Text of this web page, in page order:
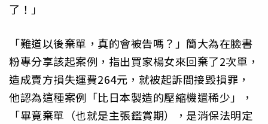
了！」
「難道以後棄單，真的會被告嗎？」簡大為在臉書
粉專分享該起案例，指出買家楊女來回棄了2次單，
造成賣方損失運費264元，就被起訴間接毀損罪，
他認為這種案例「比日本製造的壓縮機還稀少」，
「畢竟棄單（也就是主張鑑賞期），是消保法明定